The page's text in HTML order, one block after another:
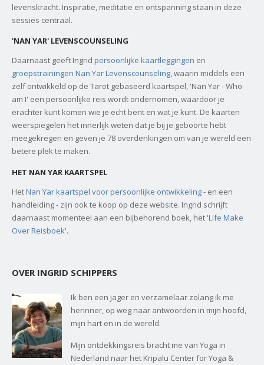
levenskracht. Inspiratie, meditatie en ontspanning staan in deze
sessies centraal.
'NAN YAR' LEVENSCOUNSELING
Daarnaast geeft Ingrid persoonlijke kaartleggingen en
groepstrainingen Nan Yar Levenscounseling, waarin middels een
zelf ontwikkeld op de Tarot gebaseerd kaartspel, 'Nan Yar - Who
am I' een persoonlijke reis wordt ondernomen, waardoor je
erachter kunt komen wie je echt bent en wat je kunt. De kaarten
weerspiegelen het innerlijk weten dat je bij je geboorte hebt
meegekregen en geven je 78 overdenkingen om van je wereld een
betere plek te maken.
HET NAN YAR KAARTSPEL
HetNan Yar kaartspel voor persoonlijke ontwikkeling- en een
handleiding - zijn ook te koop op deze website. Ingrid schrijft
daarnaast momenteel aan een bijbehorend boek, het 'Life Make
Over Reisboek'.
OVER INGRID SCHIPPERS
Ik ben een jager en verzamelaar zolang ik me
herinner, op weg naar antwoorden in mijn hoofd,
mijn hart en in de wereld.
Mijn ontdekkingsreis bracht me van Yoga in
Nederland naar het Kripalu Center for Yoga &